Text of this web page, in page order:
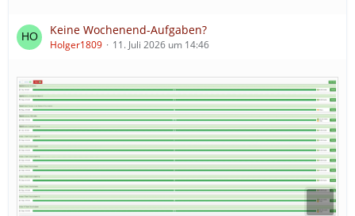
Keine Wochenend-Aufgaben?
Holger1809 11. Juli 2026 um 14:46